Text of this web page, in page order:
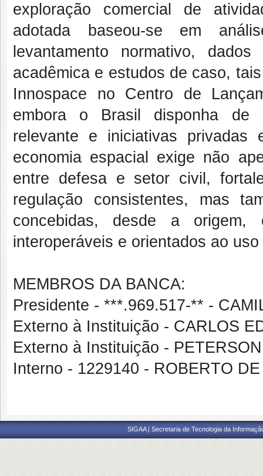
exploração comercial de
adotada baseou-se em
levantamento normativo,
acadêmica e estudos de caso,
Innospace no Centro de
embora o Brasil disponha de
relevante e iniciativas privadas
economia espacial exige não
entre defesa e setor civil,
regulação consistentes, mas
concebidas, desde a origem,
interoperáveis e orientados ao
MEMBROS DA BANCA:
Presidente - ***.969.517-** -
Externo à Instituição - CARLOS
Externo à Instituição -
Interno - 1229140 - ROBERTO
SIGAA | Secretaria de Tecnologia da